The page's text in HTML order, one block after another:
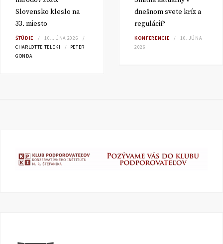
Slovensko kleslo na
33. miesto
ŠTÚDIE
10. JÚNA 2026
CHARLOTTE TELEKI
PETER
GONDA
dnešnom svete kríz a
regulácií?
KONFERENCIE
10. JÚNA
2026